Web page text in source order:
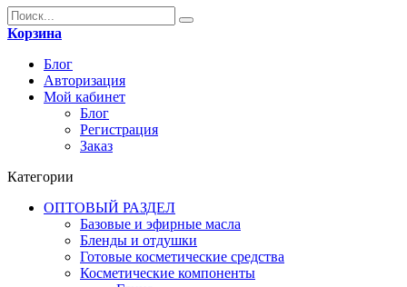
Корзина
Блог
Авторизация
Мой кабинет
Блог
Регистрация
Заказ
Категории
ОПТОВЫЙ РАЗДЕЛ
Базовые и эфирные масла
Бленды и отдушки
Готовые косметические средства
Косметические компоненты